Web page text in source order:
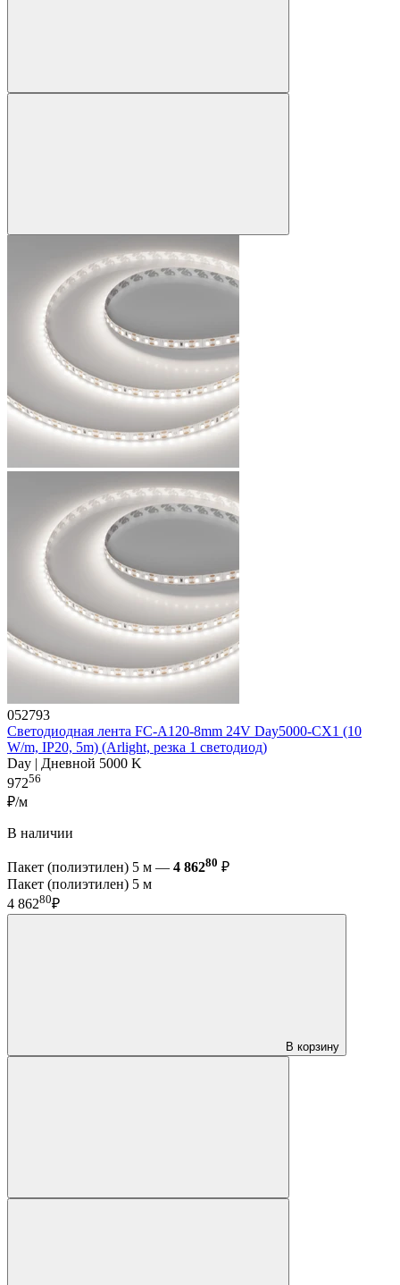
052793
Светодиодная лента FC-A120-8mm 24V Day5000-CX1 (10
W/m, IP20, 5m) (Arlight, резка 1 светодиод)
Day | Дневной 5000 K
97256
₽/м
В наличии
Пакет (полиэтилен) 5 м — 4 86280 ₽
Пакет (полиэтилен) 5 м
4 86280₽
В корзину